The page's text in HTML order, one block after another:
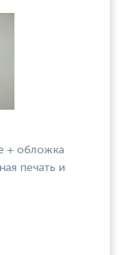
+ обложка
печать и